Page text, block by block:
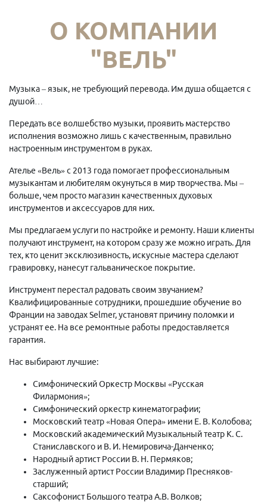
О КОМПАНИИ
"ВЕЛЬ"
Музыка – язык, не требующий перевода. Им душа общается с
душой…
Передать все волшебство музыки, проявить мастерство
исполнения возможно лишь с качественным, правильно
настроенным инструментом в руках.
Ателье «Вель» с 2013 года помогает профессиональным
музыкантам и любителям окунуться в мир творчества. Мы –
больше, чем просто магазин качественных духовых
инструментов и аксессуаров для них.
Мы предлагаем услуги по настройке и ремонту. Наши клиенты
получают инструмент, на котором сразу же можно играть. Для
тех, кто ценит эксклюзивность, искусные мастера сделают
гравировку, нанесут гальваническое покрытие.
Инструмент перестал радовать своим звучанием?
Квалифицированные сотрудники, прошедшие обучение во
Франции на заводах Selmer, установят причину поломки и
устранят ее. На все ремонтные работы предоставляется
гарантия.
Нас выбирают лучшие:
Симфонический Оркестр Москвы «Русская
Филармония»;
Симфонический оркестр кинематографии;
Московский театр «Новая Опера» имени Е. В. Колобова;
Московский академический Музыкальный театр К. С.
Станиславского и В. И. Немировича-Данченко;
Народный артист России В. Н. Пермяков;
Заслуженный артист России Владимир Пресняков-
старший;
Саксофонист Большого театра А.В. Волков;